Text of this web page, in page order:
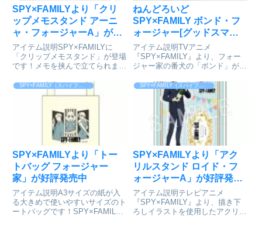
SPY×FAMILYより「クリ
ップメモスタンド アーニ
ャ・フォージャーA」が予
約受付開始
アイテム説明SPY×FAMILYに
「クリップメモスタンド」が登場
です！メモを挟んで立てられます
ンド アーニャ・フォージャーA©
遠藤達哉／集英社colleizeで探す
ねんどろいど
SPY×FAMILY ボンド・フ
ォージャー[グッドスマイ
ルカンパニー]が予約受付
開始
アイテム説明TVアニメ
『SPY×FAMILY』より、フォー
ジャー家の番犬の「ボンド」がね
ーツ：「通常顔」「ショック顔」
●オプションパーツ：「リード」
「餌」ほか専用台座付属
SPY×FAMILY_ねんどろいど ボ
SPY×FAMILYより「トー
トバッグ フォージャー
家」が好評発売中
アイテム説明A3サイズの紙が入
る大きめで使いやすいサイズのト
ートバッグです！SPY×FAMILY
SPY×FAMILYより「アク
リルスタンド ロイド・フ
ォージャーA」が好評発売
中
アイテム説明テレビアニメ
『SPY×FAMILY』より、描き下
ろしイラストを使用したアクリル